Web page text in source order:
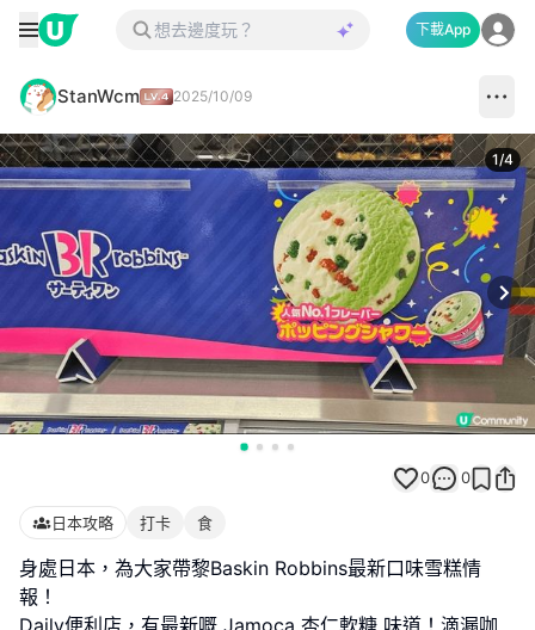
下載App
StanWcm 2025/10/09
1/4
0 0
日本攻略 打卡 食
身處日本，為大家帶黎Baskin Robbins最新口味雪糕情
報！